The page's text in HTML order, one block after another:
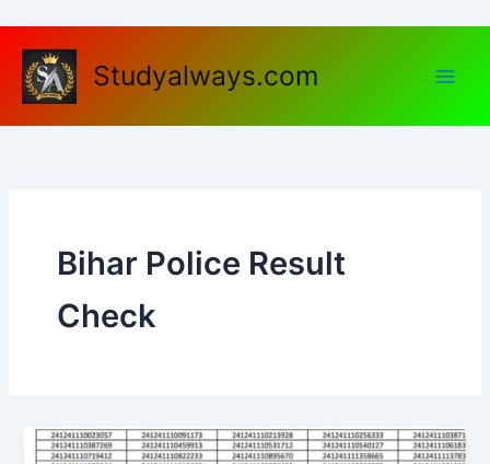
content
Studyalways.com
Bihar Police Result
Check